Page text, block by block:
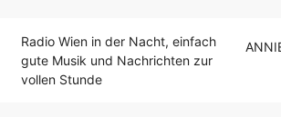
Radio Wien in der Nacht, einfach
gute Musik und Nachrichten zur
vollen Stunde